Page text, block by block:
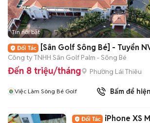
Tin nổi bật
[Sân Golf Sông Bé] - Tuyển
Công ty TNHH Sân Golf Palm - Sông Bé
Đến 8 triệu/tháng Phường Lái Thiêu
Việc Làm Sông Bé Golf Bấm để
iPhone XS